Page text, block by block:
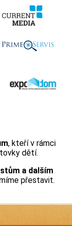
, kteří v rámci
dětí.
a dalším
přestavit.